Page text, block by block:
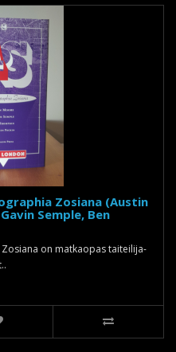
Zosiana (Austin
Semple, Ben
on matkaopas taiteilija-